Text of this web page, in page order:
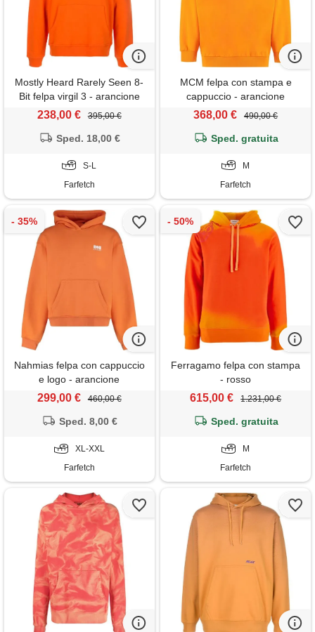
Mostly Heard Rarely Seen 8-
Bit felpa virgil 3 - arancione
238,00 € 395,00 €
Sped. 18,00 €
S-L
Farfetch
MCM felpa con stampa e
cappuccio - arancione
368,00 € 490,00 €
Sped. gratuita
M
Farfetch
Nahmias felpa con cappuccio
e logo - arancione
299,00 € 460,00 €
Sped. 8,00 €
XL-XXL
Farfetch
Ferragamo felpa con stampa
- rosso
615,00 € 1.231,00 €
Sped. gratuita
M
Farfetch